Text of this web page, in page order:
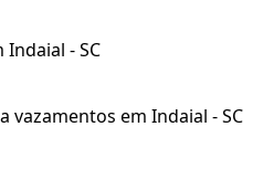
- SC
em Indaial - SC